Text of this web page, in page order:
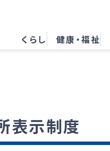
くらし 健康・福祉
表示制度